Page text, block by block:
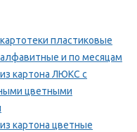
пластиковые
и по месяцам
картона ЛЮКС с
цветными
картона цветные